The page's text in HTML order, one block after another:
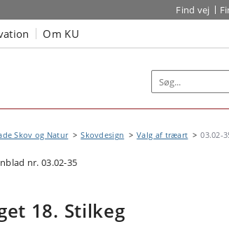
Find vej
Om KU
Skov og Natur Skovdesign Valg af træart 03.02-
nr. 03.02-35
18. Stilkeg